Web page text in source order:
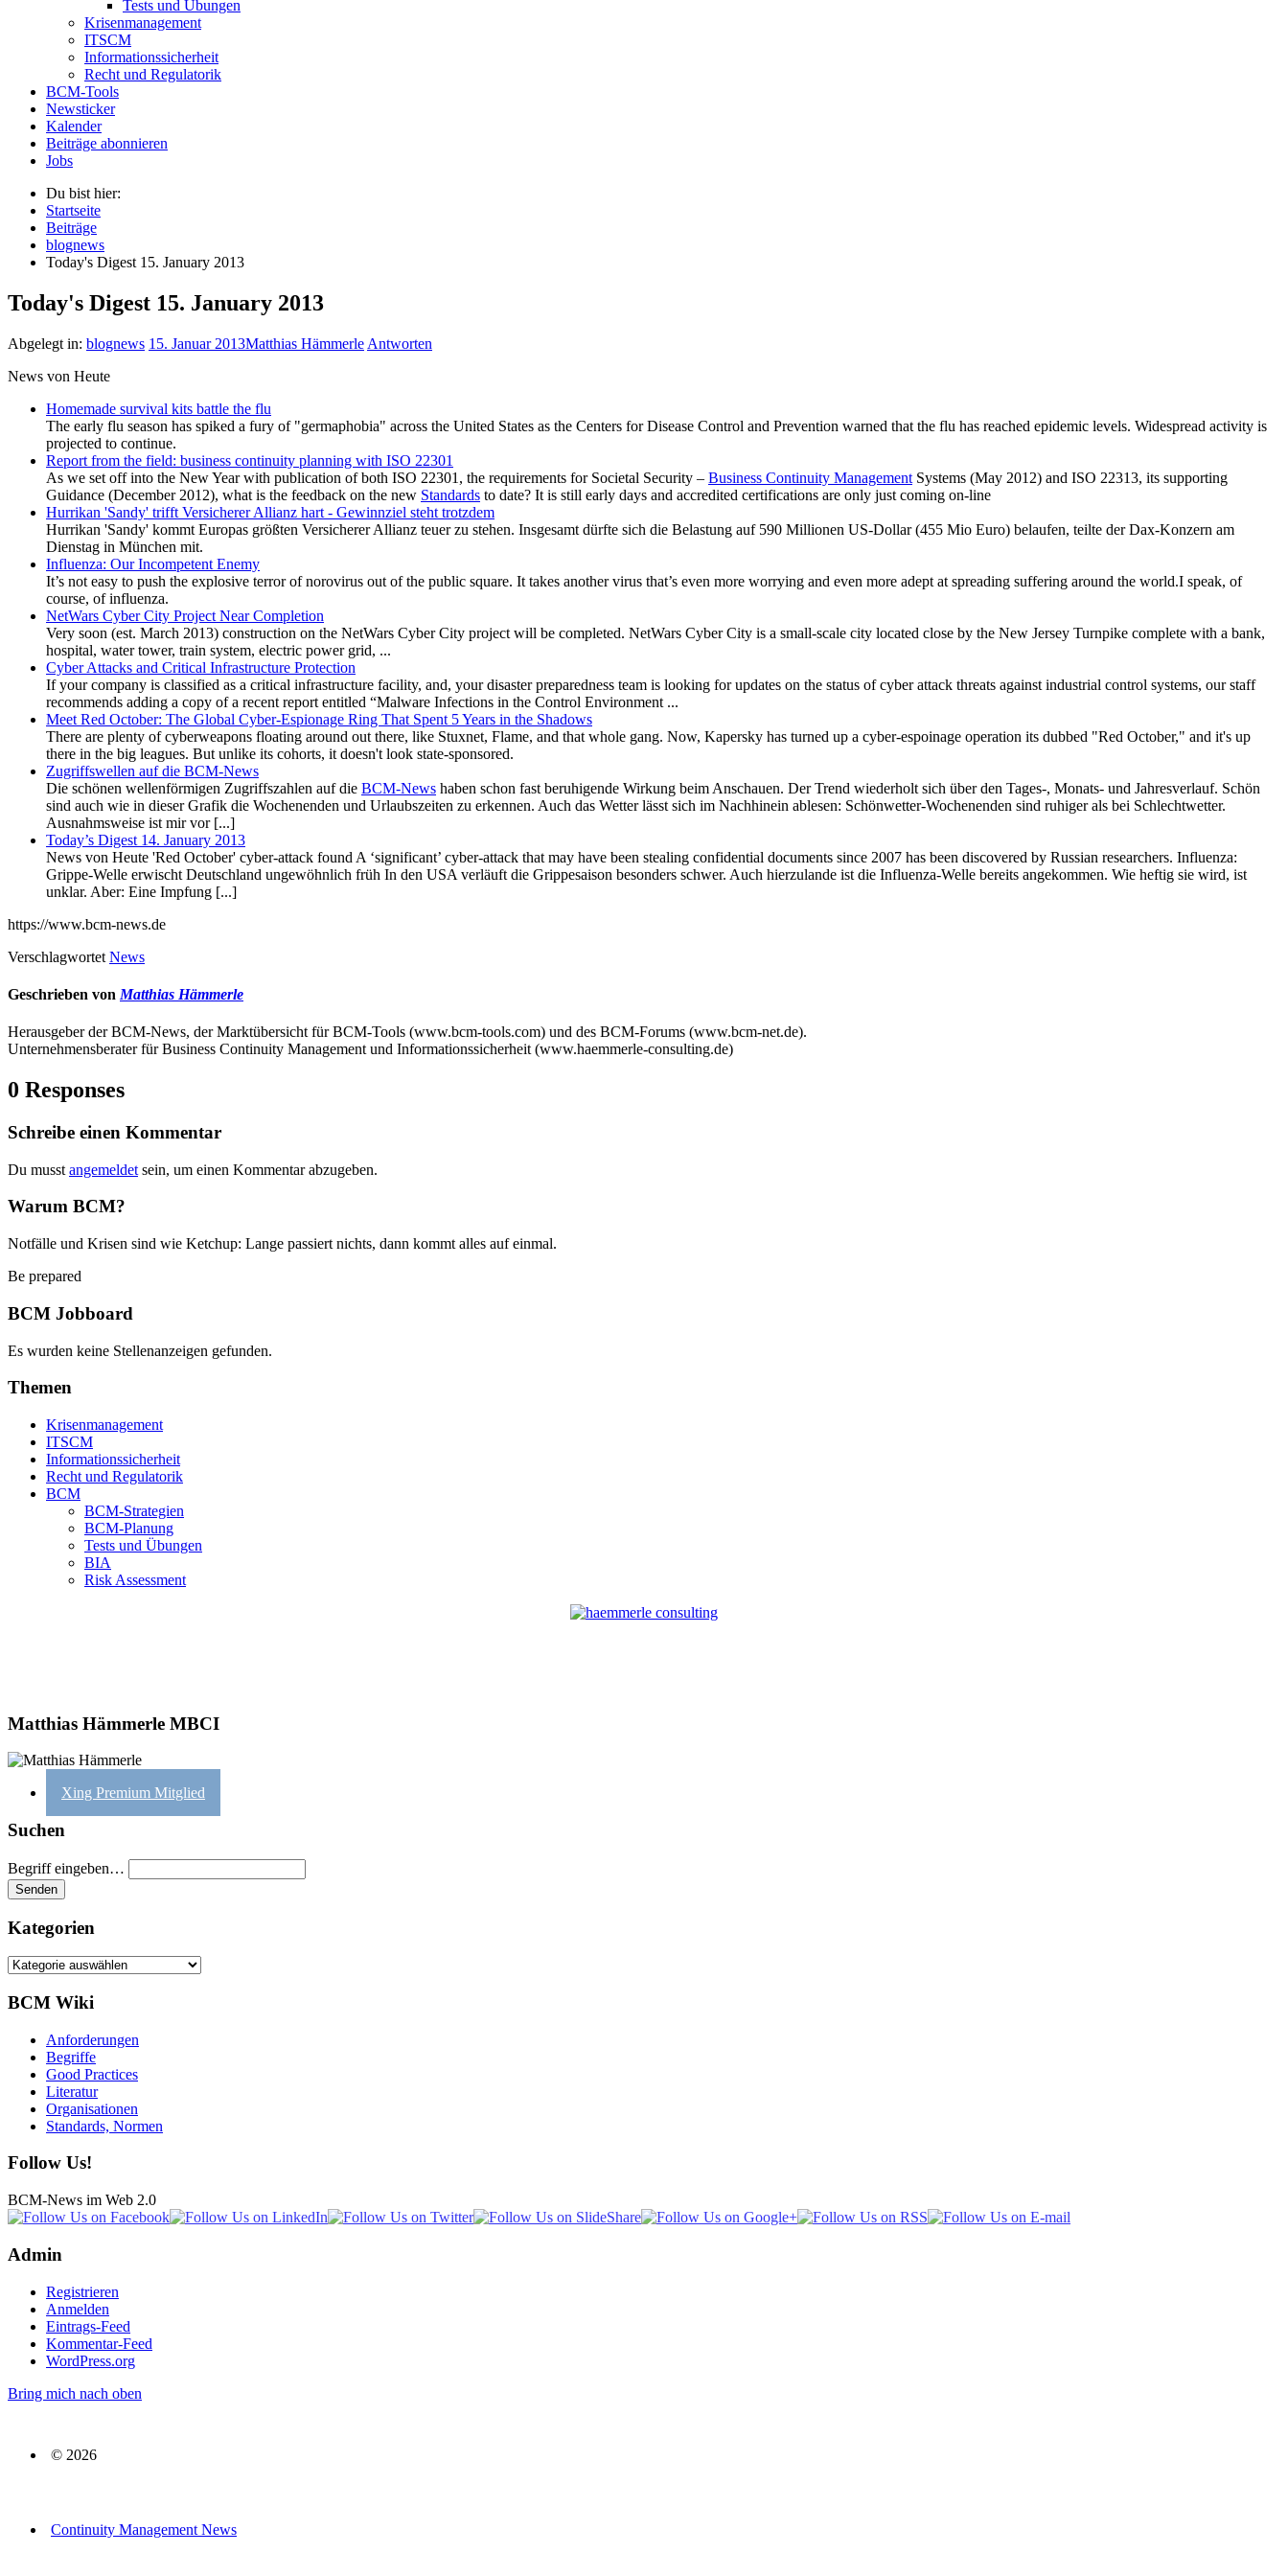
Tests und Übungen
Krisenmanagement
ITSCM
Informationssicherheit
Recht und Regulatorik
BCM-Tools
Newsticker
Kalender
Beiträge abonnieren
Jobs
Du bist hier:
Startseite
Beiträge
blognews
Today's Digest 15. January 2013
Today's Digest 15. January 2013
Abgelegt in: blognews 15. Januar 2013Matthias Hämmerle Antworten
News von Heute
Homemade survival kits battle the flu
The early flu season has spiked a fury of "germaphobia" across the United States as the Centers for Disease Control and Prevention warned that the flu has reached epidemic levels. Widespread activity is
projected to continue.
Report from the field: business continuity planning with ISO 22301
As we set off into the New Year with publication of both ISO 22301, the requirements for Societal Security – Business Continuity Management Systems (May 2012) and ISO 22313, its supporting
Guidance (December 2012), what is the feedback on the new Standards to date? It is still early days and accredited certifications are only just coming on-line
Hurrikan 'Sandy' trifft Versicherer Allianz hart - Gewinnziel steht trotzdem
Hurrikan 'Sandy' kommt Europas größten Versicherer Allianz teuer zu stehen. Insgesamt dürfte sich die Belastung auf 590 Millionen US-Dollar (455 Mio Euro) belaufen, teilte der Dax-Konzern am
Dienstag in München mit.
Influenza: Our Incompetent Enemy
It’s not easy to push the explosive terror of norovirus out of the public square. It takes another virus that’s even more worrying and even more adept at spreading suffering around the world.I speak, of
course, of influenza.
NetWars Cyber City Project Near Completion
Very soon (est. March 2013) construction on the NetWars Cyber City project will be completed. NetWars Cyber City is a small-scale city located close by the New Jersey Turnpike complete with a bank,
hospital, water tower, train system, electric power grid, ...
Cyber Attacks and Critical Infrastructure Protection
If your company is classified as a critical infrastructure facility, and, your disaster preparedness team is looking for updates on the status of cyber attack threats against industrial control systems, our staff
recommends adding a copy of a recent report entitled “Malware Infections in the Control Environment ...
Meet Red October: The Global Cyber-Espionage Ring That Spent 5 Years in the Shadows
There are plenty of cyberweapons floating around out there, like Stuxnet, Flame, and that whole gang. Now, Kapersky has turned up a cyber-espoinage operation its dubbed "Red October," and it's up
there in the big leagues. But unlike its cohorts, it doesn't look state-sponsored.
Zugriffswellen auf die BCM-News
Die schönen wellenförmigen Zugriffszahlen auf die BCM-News haben schon fast beruhigende Wirkung beim Anschauen. Der Trend wiederholt sich über den Tages-, Monats- und Jahresverlauf. Schön
sind auch wie in dieser Grafik die Wochenenden und Urlaubszeiten zu erkennen. Auch das Wetter lässt sich im Nachhinein ablesen: Schönwetter-Wochenenden sind ruhiger als bei Schlechtwetter.
Ausnahmsweise ist mir vor [...]
Today’s Digest 14. January 2013
News von Heute 'Red October' cyber-attack found A ‘significant’ cyber-attack that may have been stealing confidential documents since 2007 has been discovered by Russian researchers. Influenza:
Grippe-Welle erwischt Deutschland ungewöhnlich früh In den USA verläuft die Grippesaison besonders schwer. Auch hierzulande ist die Influenza-Welle bereits angekommen. Wie heftig sie wird, ist
unklar. Aber: Eine Impfung [...]
https://www.bcm-news.de
Verschlagwortet News
Geschrieben von Matthias Hämmerle
Herausgeber der BCM-News, der Marktübersicht für BCM-Tools (www.bcm-tools.com) und des BCM-Forums (www.bcm-net.de).
Unternehmensberater für Business Continuity Management und Informationssicherheit (www.haemmerle-consulting.de)
0 Responses
Schreibe einen Kommentar
Du musst angemeldet sein, um einen Kommentar abzugeben.
Warum BCM?
Notfälle und Krisen sind wie Ketchup: Lange passiert nichts, dann kommt alles auf einmal.
Be prepared
BCM Jobboard
Es wurden keine Stellenanzeigen gefunden.
Themen
Krisenmanagement
ITSCM
Informationssicherheit
Recht und Regulatorik
BCM
BCM-Strategien
BCM-Planung
Tests und Übungen
BIA
Risk Assessment
Matthias Hämmerle MBCI
Xing Premium Mitglied
Suchen
Begriff eingeben…
Kategorien
Kategorien
BCM Wiki
Anforderungen
Begriffe
Good Practices
Literatur
Organisationen
Standards, Normen
Follow Us!
BCM-News im Web 2.0
Admin
Registrieren
Anmelden
Eintrags-Feed
Kommentar-Feed
WordPress.org
Bring mich nach oben
© 2026
Continuity Management News